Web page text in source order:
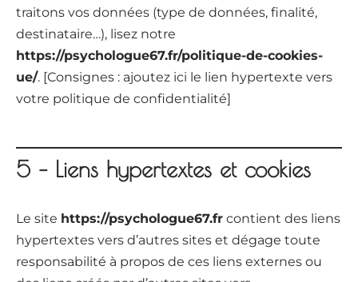
traitons vos données (type de données, finalité,
destinataire…), lisez notre
https://psychologue67.fr/politique-de-cookies-
ue/. [Consignes : ajoutez ici le lien hypertexte vers
votre politique de confidentialité]
5 – Liens hypertextes et cookies
Le site https://psychologue67.fr contient des liens
hypertextes vers d’autres sites et dégage toute
responsabilité à propos de ces liens externes ou